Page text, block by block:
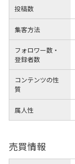
投稿数
集客方法
フォロワー数・
登録者数
コンテンツの性
質
属人性
売買情報